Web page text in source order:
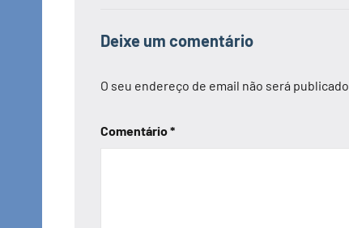
Deixe um comentário
O seu endereço de email não será publicado.
Comentário*